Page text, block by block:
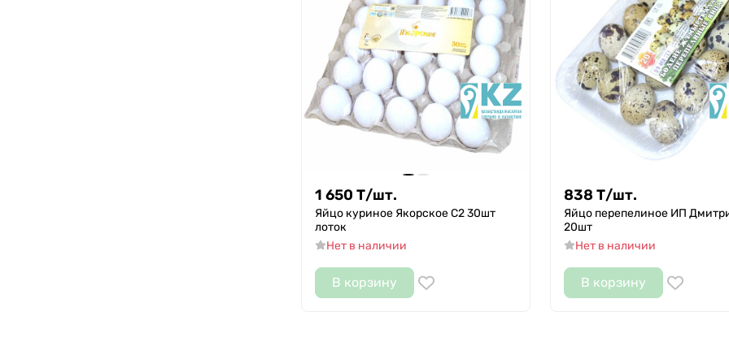
1 650 Т/шт.
Яйцо куриное Якорское С2 30шт
лоток
Нет в наличии
В корзину
838 Т/шт.
Яйцо перепелиное ИП
20шт
Нет в наличии
В корзину